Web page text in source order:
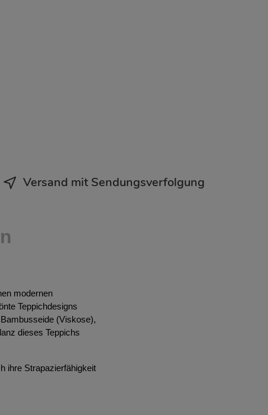
Versand mit Sendungsverfolgung
modernen
Teppichdesigns
(Viskose),
dieses Teppichs
ihre Strapazierfähigkeit